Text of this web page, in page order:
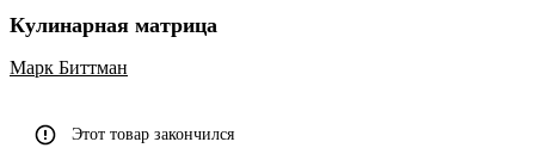
Кулинарная матрица
Марк Биттман
Этот товар закончился